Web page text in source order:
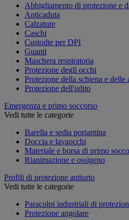
Abbigliamento di protezione e
Anticaduta
Calzature
Caschi
Custodie per DPI
Guanti
Maschera respiratoria
Protezione degli occhi
Protezione della schiena e delle
Protezione dell'udito
Emergenza e primo soccorso
Vedi tutte le categorie
Barella e sedia portantina
Doccia e lavaocchi
Materiale e borsa di primo
Rianimazione e ossigeno
Profili di protezione antiurto
Vedi tutte le categorie
Paracolpi industriali di
Protezione angolare